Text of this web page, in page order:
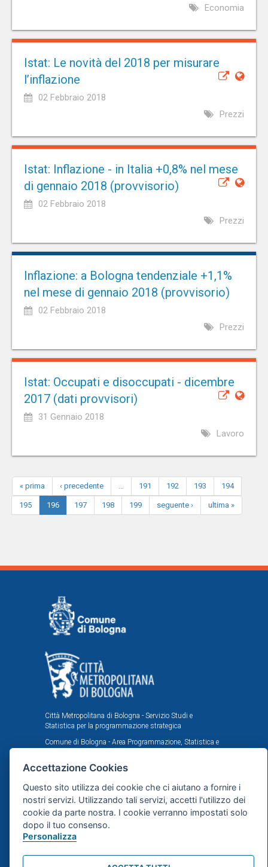
Economia
Istat: Le novità del 2018 per misurare
l’inflazione
02 Febbraio 2018
Prezzi
Istat: Inflazione - in Italia +0,8% nel mese
di gennaio 2018 (provvisorio)
02 Febbraio 2018
Prezzi
Inflazione: a Bologna tendenziale +1,1%
nel mese di gennaio 2018 (provvisorio)
02 Febbraio 2018
Prezzi
Istat: Occupati e disoccupati - dicembre
2017 (dati provvisori)
31 Gennaio 2018
Lavoro
« prima ‹ precedente … 191 192 193 194
195 196 197 198 199 seguente › ultima »
Città Metropolitana di Bologna - Servizio Studi e
Statistica per la programmazione strategica
Comune di Bologna - Area Programmazione, Statistica e
di Statistica
nell'ambito dell'accordo istituzionale fra Città
Metropolitana e Comune di Bologna in tema di statistica
e ricerche demografiche, sociali ed economiche.
Mappa del sito
Accettazione Cookies
Questo sito utilizza dei cookie che ci aiutano a fornire i
nostri servizi. Utilizzando tali servizi, accetti l'utilizzo dei
cookie da parte nostra. I cookie verranno impostati solo
dopo il tuo consenso.
Personalizza